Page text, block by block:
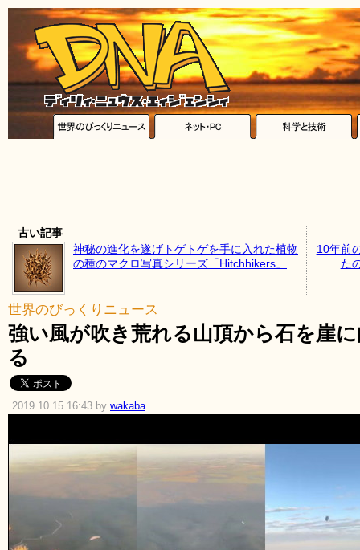
古い記事
神秘の進化を遂げトゲトゲを手に入れた植物
の種のマクロ写真シリーズ「Hitchhikers」
10年前
た
世界のびっくりニュース
強い風が吹き荒れる山頂から石を崖
る
2019.10.15 16:43 by wakaba